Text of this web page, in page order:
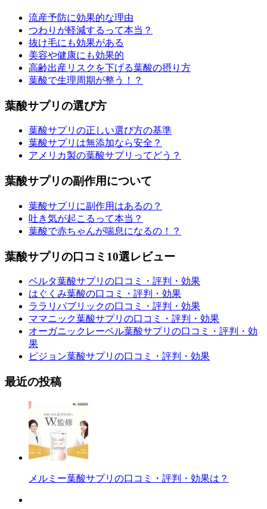
流産予防に効果的な理由
つわりが軽減するって本当？
抜け毛にも効果がある
美容や健康にも効果的
高齢出産リスクを下げる葉酸の摂り方
葉酸で生理周期が整う！？
葉酸サプリの選び方
葉酸サプリの正しい選び方の基準
葉酸サプリは無添加なら安全？
アメリカ製の葉酸サプリってどう？
葉酸サプリの副作用について
葉酸サプリに副作用はあるの？
吐き気が起こるって本当？
葉酸で赤ちゃんが喘息になるの！？
葉酸サプリの口コミ10選レビュー
ベルタ葉酸サプリの口コミ・評判・効果
はぐくみ葉酸の口コミ・評判・効果
ララリパブリックの口コミ・評判・効果
ママニック葉酸サプリの口コミ・評判・効果
オーガニックレーベル葉酸サプリの口コミ・評判・効
果
ピジョン葉酸サプリの口コミ・評判・効果
最近の投稿
メルミー葉酸サプリの口コミ・評判・効果は？